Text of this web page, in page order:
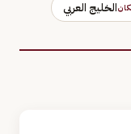
الخليج العربي